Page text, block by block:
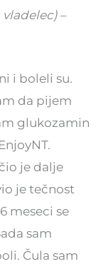
–
i boleli su.
da pijem
glukozamin
je dalje
je tečnost
meseci se
sam
Čula sam